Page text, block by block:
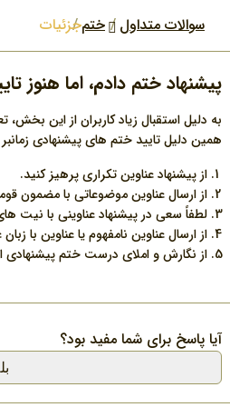
سوالات متداول ختمجزئیات
پیشنهاد ختم دادم، اما هنوز
به دلیل استقبال زیاد کاربران از این
همین دلیل تایید ختم های پیشنهادی
از پیشنهاد عناوین تکراری پرهیز کنید.
از ارسال عناوین موضوعاتی با مضمون
لطفاً سعی در پیشنهاد عناوینی با نیت
از ارسال عناوین نامفهوم یا عناوین با
از نگارش و املای درست ختم پیشنهادی
آیا پاسخ برای شما مفید بود؟